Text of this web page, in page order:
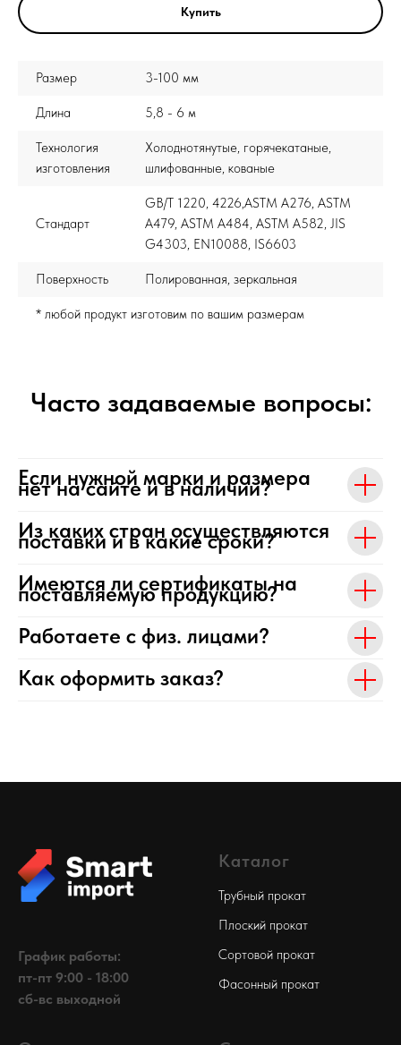
Купить
Размер 3-100 мм
Длина 5,8 - 6 м
Технология
изготовления
Холоднотянутые, горячекатаные,
шлифованные, кованые
Стандарт
GB/T 1220, 4226,ASTM A276, ASTM
A479, ASTM A484, ASTM A582, JIS
G4303, EN10088, IS6603
Поверхность Полированная, зеркальная
* любой продукт изготовим по вашим размерам
Часто задаваемые вопросы:
Если нужной марки и размера
нет на сайте и в наличии?
Из каких стран осуществляются
поставки и в какие сроки?
Имеются ли сертификаты на
поставляемую продукцию?
Работаете с физ. лицами?
Как оформить заказ?
График работы:
пт-пт 9:00 - 18:00
сб-вс выходной
Каталог
Трубный прокат
Плоский прокат
Сортовой прокат
Фасонный прокат